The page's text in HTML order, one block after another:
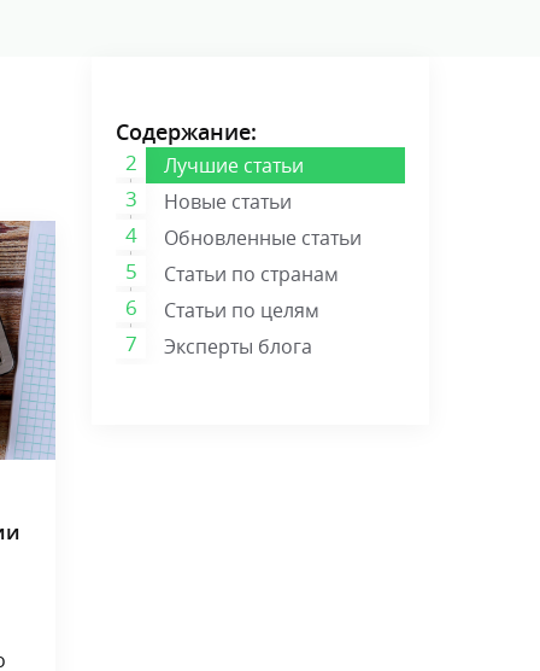
Содержание:
Лучшие статьи
Новые статьи
Обновленные статьи
Статьи по странам
Статьи по целям
Эксперты блога